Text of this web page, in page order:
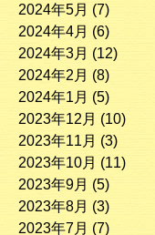
2024年5月 (7)
2024年4月 (6)
2024年3月 (12)
2024年2月 (8)
2024年1月 (5)
2023年12月 (10)
2023年11月 (3)
2023年10月 (11)
2023年9月 (5)
2023年8月 (3)
2023年7月 (7)